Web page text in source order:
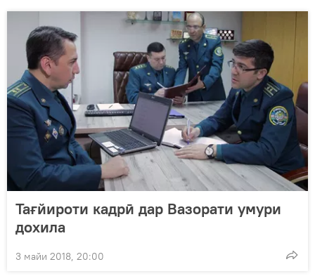
Тағйироти кадрӣ дар Вазорати умури
дохила
3 майи 2018, 20:00